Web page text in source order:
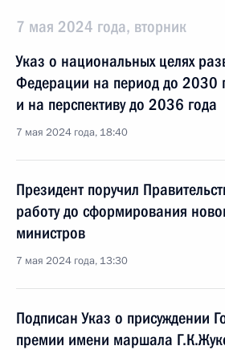
7 мая 2024 года, вторник
Указ о национальных целях
Федерации на период до 2030
и на перспективу до 2036 года
7 мая 2024 года, 18:40
Президент поручил
работу до сформирования
министров
7 мая 2024 года, 13:30
Подписан Указ о присуждении
премии имени маршала